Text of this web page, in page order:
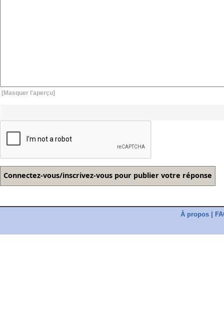
[Masquer l'aperçu]
À propos